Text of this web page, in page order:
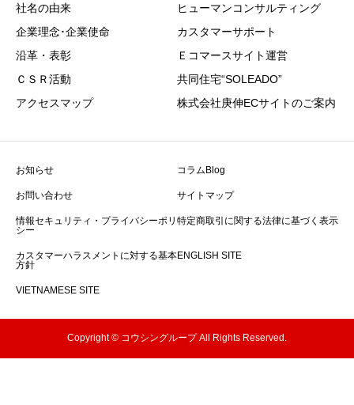
社名の由来
企業理念･企業使命
沿革・表彰
ＣＳＲ活動
アクセスマップ
ヒューマンコンサルティング
カスタマーサポート
Ｅコマースサイト運営
共同住宅“SOLEADO”
株式会社庚伸ECサイトのご案内
お知らせ コラムBlog
お問い合わせ サイトマップ
情報セキュリティ・プライバシーポリ
シー
特定商取引に関する法律に基づく表示
カスタマーハラスメントに対する基本
方針
ENGLISH SITE
VIETNAMESE SITE
Copyright © コウシングループ All Rights Reserved.